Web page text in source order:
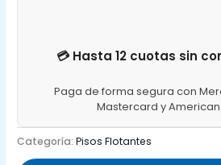
💳 Hasta 12 cuotas sin
Paga de forma segura con
Mastercard y American
Categoría:Pisos Flotantes